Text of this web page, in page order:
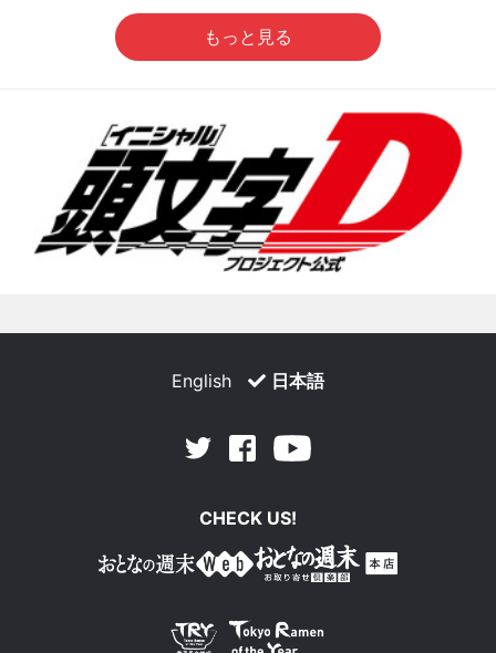
もっと見る
English 日本語
Twitter Facebook
CHECK US!